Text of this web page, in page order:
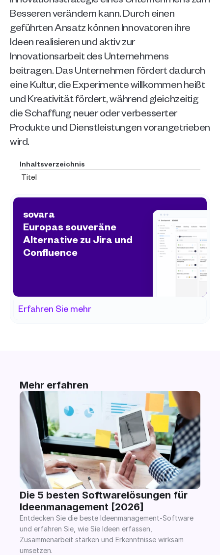
Besseren verändern kann. Durch einen
geführten Ansatz können Innovatoren ihre
Ideen realisieren und aktiv zur
Innovationsarbeit des Unternehmens
beitragen. Das Unternehmen fördert dadurch
eine Kultur, die Experimente willkommen heißt
und Kreativität fördert, während gleichzeitig
die Schaffung neuer oder verbesserter
Produkte und Dienstleistungen vorangetrieben
wird.
Inhaltsverzeichnis
Titel
sovara
Europas souveräne
Alternative zu Jira und
Confluence
Erfahren Sie mehr
Mehr erfahren
Die 5 besten Softwarelösungen für
Ideenmanagement [2026]
Entdecken Sie die beste Ideenmanagement-Software
und erfahren Sie, wie Sie Ideen erfassen,
Zusammenarbeit stärken und Erkenntnisse wirksam
umsetzen.